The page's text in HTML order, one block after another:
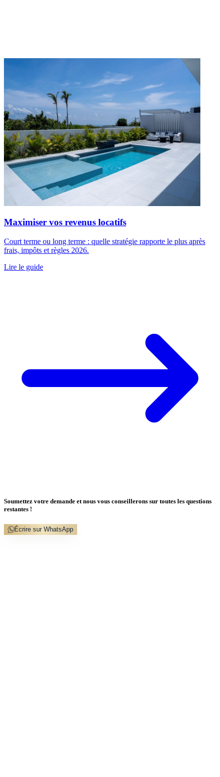
Maximiser vos revenus locatifs
Court terme ou long terme : quelle stratégie rapporte le plus après
frais, impôts et règles 2026.
Lire le guide
Soumettez votre demande et nous vous conseillerons sur toutes les questions
restantes !
Écrire sur WhatsApp